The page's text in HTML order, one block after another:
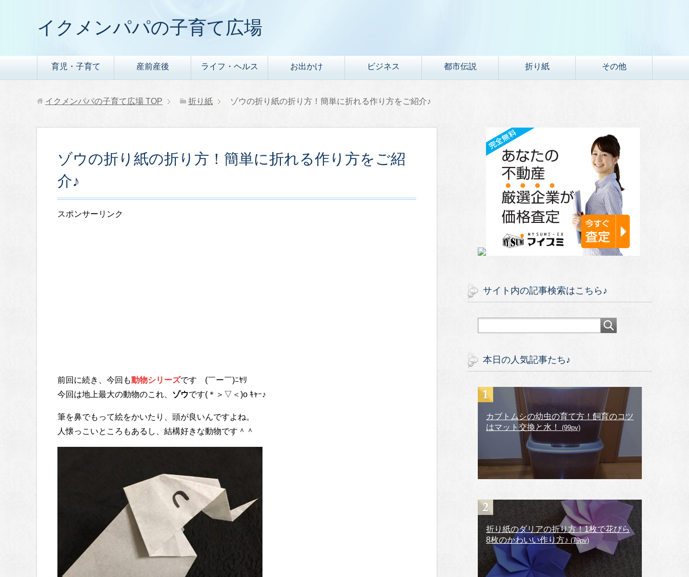
イクメンパパの子育て広場
育児・子育て 産前産後 ライフ・ヘルス お出かけ ビジネス 都市伝説 折り紙 その他
イクメンパパの子育て広場 TOP 折り紙 ゾウの折り紙の折り方！簡単に折れる作り方をご紹介♪
ゾウの折り紙の折り方！簡単に折れる作り方をご紹
介♪
スポンサーリンク
前回に続き、今回も動物シリーズです (￣ー￣)ﾆﾔﾘ
今回は地上最大の動物のこれ、 ゾウです(＊＞▽＜)o ｷｬｰ♪
筆を鼻でもって絵をかいたり、頭が良いんですよね。
人懐っこいところもあるし、結構好きな動物です＾＾
サイト内の記事検索はこちら♪
本日の人気記事たち♪
カブトムシの幼虫の育て方！飼育のコツ
はマット交換と水！
(99pv)
折り紙のダリアの折り方！1枚で花びら
8枚のかわいい作り方♪ (79pv)